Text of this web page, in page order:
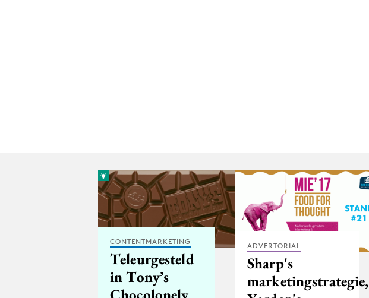
CONTENTMARKETING
Teleurgesteld
in Tony’s
ADVERTORIAL
Sharp's
marketingstrategie,